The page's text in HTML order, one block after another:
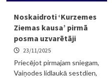
Noskaidroti ‘Kurzemes
Ziemas kausa’ pirmā
posma uzvarētāji
23/11/2025
Priecējot pirmajam sniegam,
Vaiņodes lidlaukā sestdien,